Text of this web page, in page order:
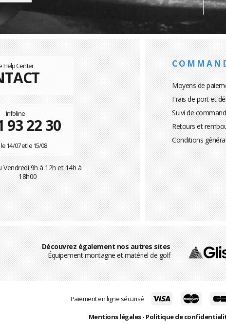
Help Center
Infoline
93 22 30
14/07 et le 15/08
Vendredi 9h à 12h et 14h à
18h00
Moyens de
Frais de port et
Suivi de
Retours et
Conditions
Découvrez également nos autres sites
Équipement montagne et matériel de golf
Paiement en ligne sécurisé
Mentions légales- Politique de